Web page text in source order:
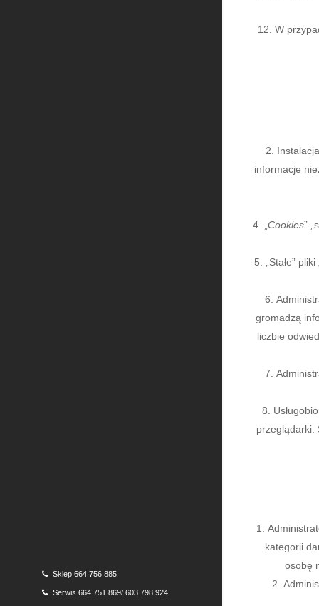
Sklep 664 756 885
Serwis 664 751 869/ 603 798 924
W
Instalacja
informacje
Cookies”
„Stałe” pliki „
gromadzą
liczbie
przeglądarki.
kategorii
osobę